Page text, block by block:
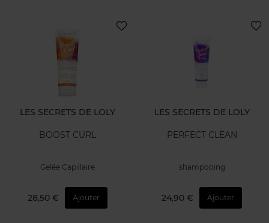
LES SECRETS DE LOLY
BOOST CURL
Gelée Capillaire
28,50 € Ajouter
LES SECRETS DE LOLY
PERFECT CLEAN
shampooing
24,90 € Ajouter